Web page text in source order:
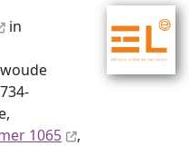
in
1065
,